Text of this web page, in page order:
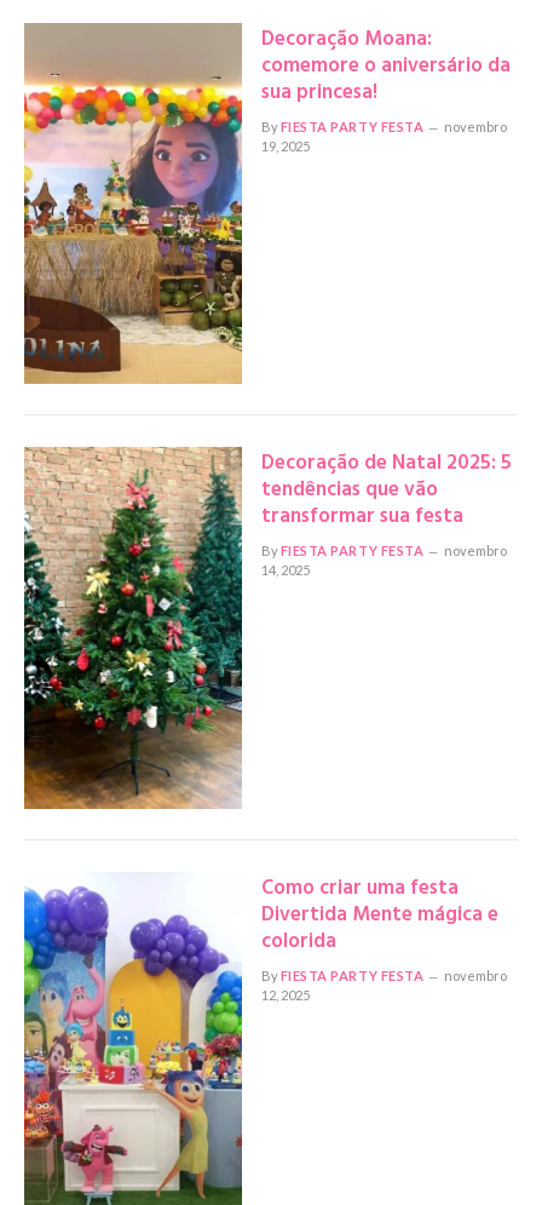
Decoração Moana:
comemore o aniversário da
sua princesa!
ByFIESTA PARTY FESTA
novembro
19, 2025
Decoração de Natal 2025: 5
tendências que vão
transformar sua festa
ByFIESTA PARTY FESTA
novembro
14, 2025
Como criar uma festa
Divertida Mente mágica e
colorida
ByFIESTA PARTY FESTA
novembro
12, 2025